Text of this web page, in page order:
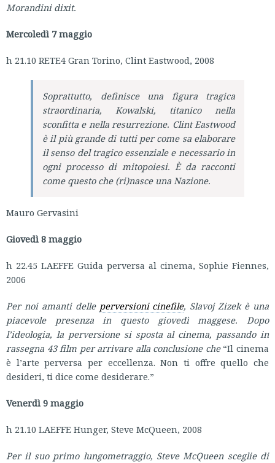
Morandini dixit.
Mercoledì 7 maggio
h 21.10 RETE4 Gran Torino, Clint Eastwood, 2008
Soprattutto, definisce una figura tragica
straordinaria, Kowalski, titanico nella
sconfitta e nella resurrezione. Clint Eastwood
è il più grande di tutti per come sa elaborare
il senso del tragico essenziale e necessario in
ogni processo di mitopoiesi. È da racconti
come questo che (ri)nasce una Nazione.
Mauro Gervasini
Giovedì 8 maggio
h 22.45 LAEFFE Guida perversa al cinema, Sophie Fiennes,
2006
Per noi amanti delle perversioni cinefile, Slavoj Zizek è una
piacevole presenza in questo giovedì maggese. Dopo
l’ideologia, la perversione si sposta al cinema, passando in
rassegna 43 film per arrivare alla conclusione che“Il cinema
è l’arte perversa per eccellenza. Non ti offre quello che
desideri, ti dice come desiderare.”
Venerdì 9 maggio
h 21.10 LAEFFE Hunger, Steve McQueen, 2008
Per il suo primo lungometraggio, Steve McQueen sceglie di